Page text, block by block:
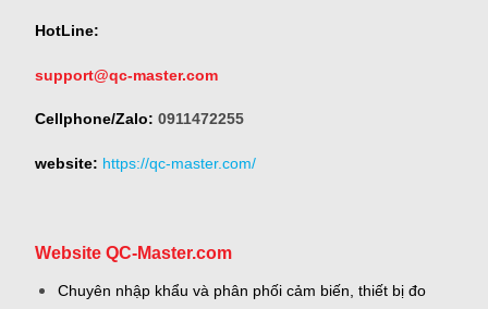
HotLine:
support@qc-master.com
Cellphone/Zalo: 0911472255
website: https://qc-master.com/
Website QC-Master.com
Chuyên nhập khẩu và phân phối cảm biến, thiết bị đo